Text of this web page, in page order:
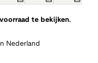
te bekijken.
Nederland